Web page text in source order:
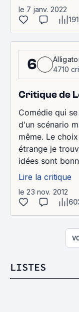
le 7 janv. 2022
191
6
4710
Critique de
Comédie qui
d'un scénario
même. Le
étrange je
idées sont
Lire la critique
le 23 nov. 2012
LISTES